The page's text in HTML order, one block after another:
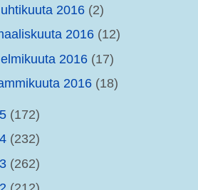
2016 (2)
2016 (12)
2016 (17)
2016 (18)
(172)
(232)
(262)